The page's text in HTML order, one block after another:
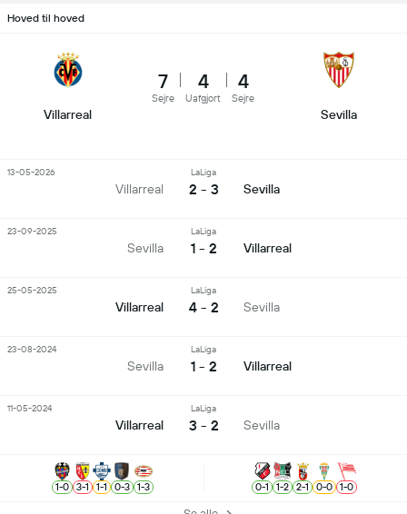
Hoved til hoved
Villarreal
7
Sejre
4
Uafgjort
4
Sejre
Sevilla
Villarreal
LaLiga
2 - 3 Sevilla
13-05-2026
Sevilla
LaLiga
1 - 2 Villarreal
23-09-2025
Villarreal
LaLiga
4 - 2 Sevilla
25-05-2025
Sevilla
LaLiga
1 - 2 Villarreal
23-08-2024
Villarreal
LaLiga
3 - 2 Sevilla
11-05-2024
1-0 3-1 1-1 0-3 1-3 0-1 1-2 2-1 0-0 1-0